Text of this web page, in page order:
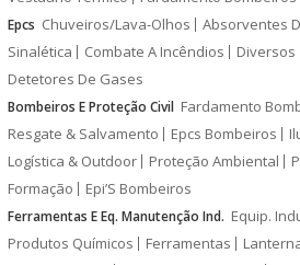
Epcs Chuveiros/Lava-Olhos Absorventes
Sinalética
Combate A Incêndios Diversos
Detetores De Gases
Bombeiros E Proteção Civil Fardamento
Resgate & Salvamento
Epcs Bombeiros
Logística & Outdoor
Proteção Ambiental
Formação
Epi’S Bombeiros
Ferramentas E Eq. Manutenção Ind. Equip.
Produtos Químicos
Ferramentas